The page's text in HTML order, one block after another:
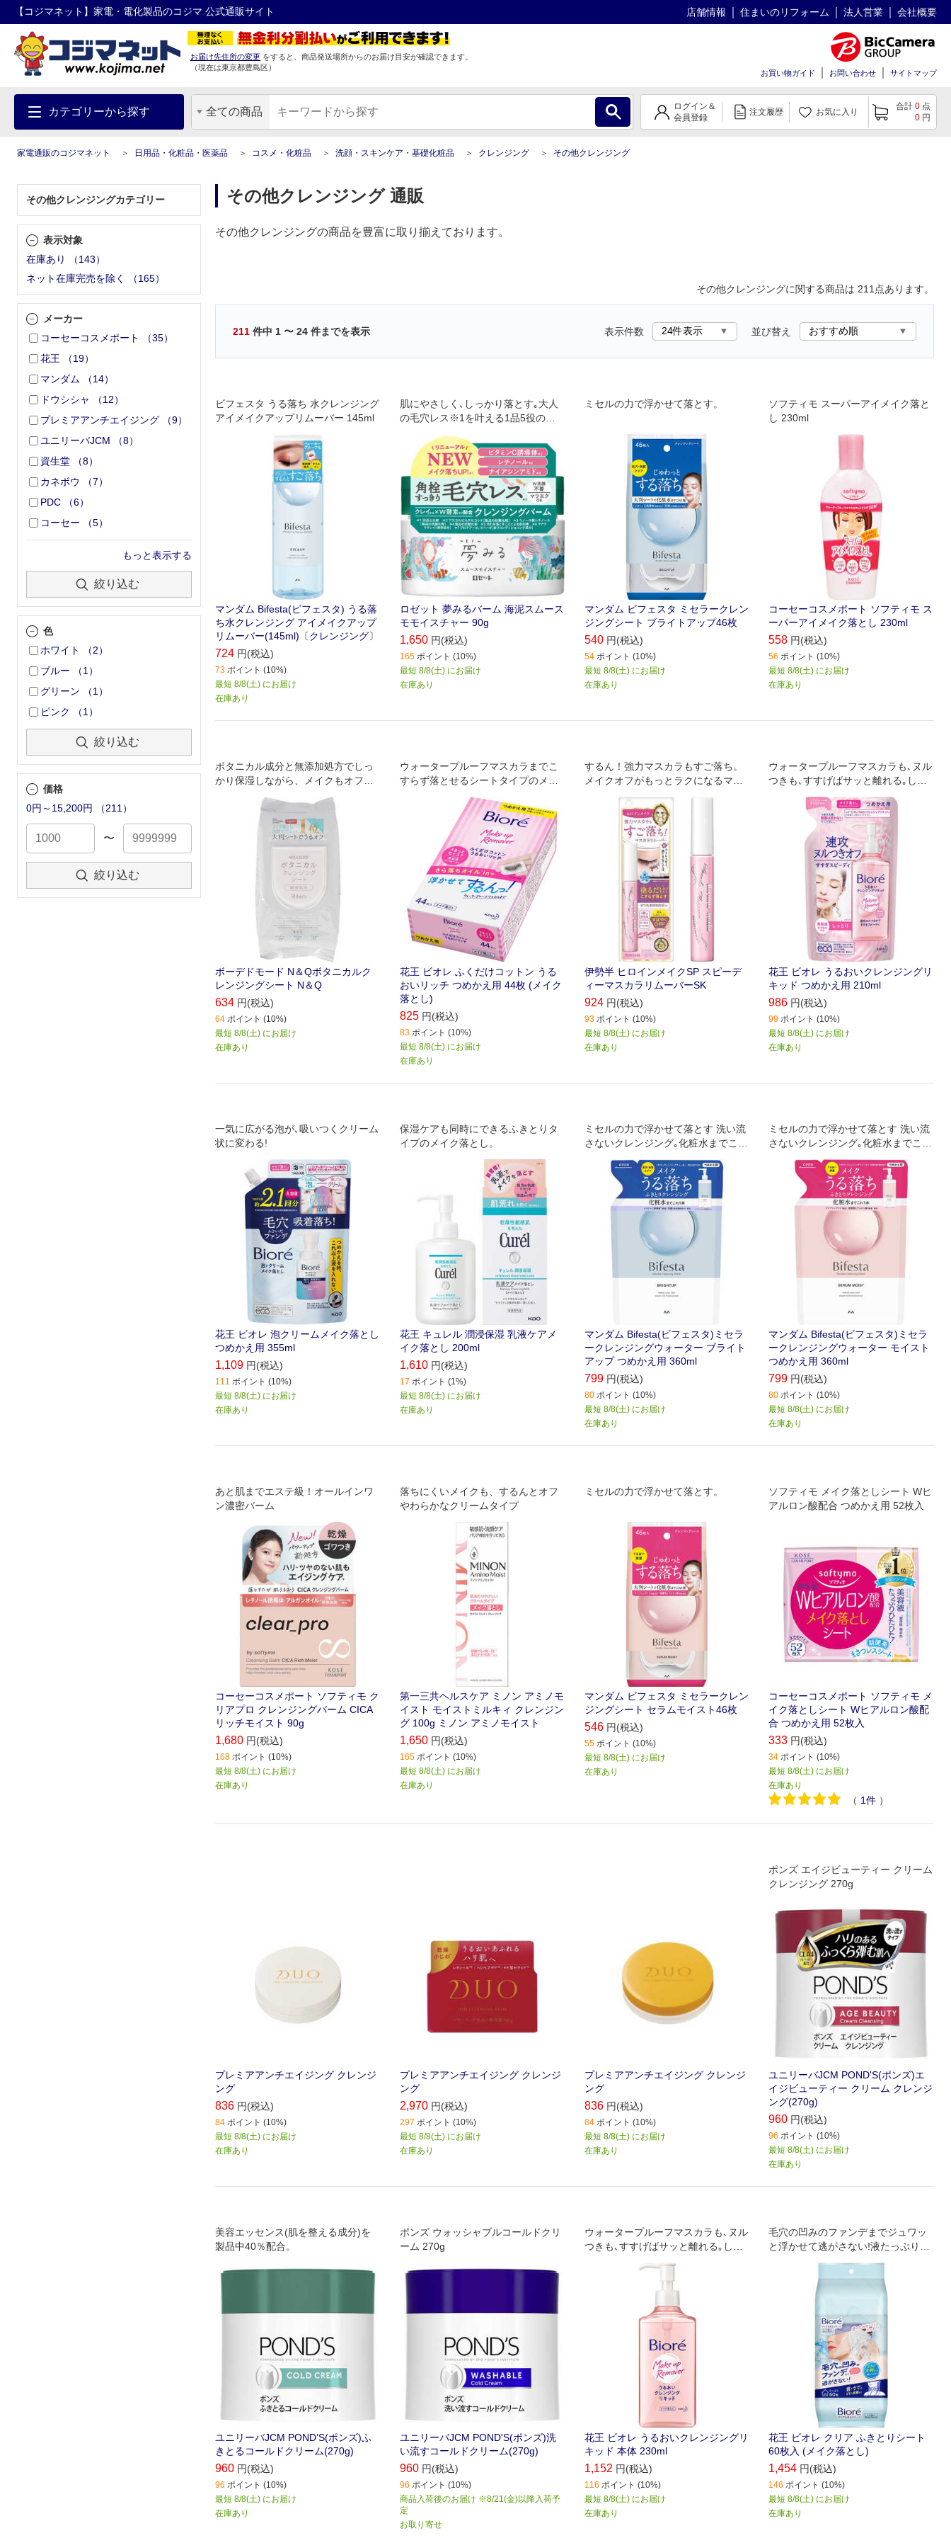
【コジマネット】家電・電化製品のコジマ 公式通販サイト 店舗情報 住まいのリフォーム 法人営業 会社概要
お届け先住所の変更 をすると、商品発送場所からのお届け目安が確認できます。
（現在は東京都豊島区）
お買い物ガイド お問い合わせ サイトマップ
カテゴリーから探す 全ての商品
ログイン＆
会員登録
注文履歴 お気に入り
合計 0 点
0 円
家電通販のコジマネット 日用品・化粧品・医薬品 コスメ・化粧品 洗顔・スキンケア・基礎化粧品 クレンジング その他クレンジング
その他クレンジングカテゴリー
表示対象
在庫あり
（143）
ネット在庫完売を除く
（165）
メーカー
コーセーコスメポート
（35）
花王
（19）
マンダム
（14）
ドウシシャ
（12）
プレミアアンチエイジング
（9）
ユニリーバJCM
（8）
資生堂
（8）
カネボウ
（7）
PDC
（6）
コーセー
（5）
もっと表示する
絞り込む
色
ホワイト
（2）
ブルー
（1 ）
グリーン
（1 ）
ピンク
（1 ）
絞り込む
価格
0円～15,200円
（211 ）
〜
絞り込む
その他クレンジング 通販
その他クレンジングの商品を豊富に取り揃えております。
その他クレンジングに関する商品は 211 点あります。
211 件中 1 〜 24 件までを表示 表示件数 並び替え
ビフェスタ うる落ち 水クレンジング
アイメイクアップリムーバー 145ml
マンダム Bifesta(ビフェスタ) うる落
ち水クレンジング アイメイクアップ
リムーバー(145ml)〔クレンジング〕
724 円(税込)
73 ポイント (10%)
最短 8/8(土) にお届け
在庫あり
肌にやさしく､しっかり落とす｡大人
の毛穴レス※1を叶える1品5役の多機
ロゼット 夢みるバーム 海泥スムース
モモイスチャー 90g
1,650 円(税込)
165 ポイント (10%)
最短 8/8(土) にお届け
在庫あり
ミセルの力で浮かせて落とす。
マンダム ビフェスタ ミセラークレン
ジングシート ブライトアップ46枚
540 円(税込)
54 ポイント (10%)
最短 8/8(土) にお届け
在庫あり
ソフティモ スーパーアイメイク落と
し 230ml
コーセーコスメポート ソフティモ ス
ーパーアイメイク落とし 230ml
558 円(税込)
56 ポイント (10%)
最短 8/8(土) にお届け
在庫あり
ボタニカル成分と無添加処方でしっ
かり保湿しながら、メイクもオフす
る敏感肌用クレンジングシートで
ボーデドモード N＆Qボタニカルク
レンジングシート N＆Q
634 円(税込)
64 ポイント (10%)
最短 8/8(土) にお届け
在庫あり
ウォータープルーフマスカラまでこ
すらず落とせるシートタイプのメイ
花王 ビオレ ふくだけコットン うる
おいリッチ つめかえ用 44枚 (メイク
落とし)
825 円(税込)
83 ポイント (10%)
最短 8/8(土) にお届け
在庫あり
するん！強力マスカラもすご落ち。
メイクオフがもっとラクになるマス
伊勢半 ヒロインメイクSP スピーデ
ィーマスカラリムーバーSK
924 円(税込)
93 ポイント (10%)
最短 8/8(土) にお届け
在庫あり
ウォータープルーフマスカラも､ヌル
つきも､すすげばサッと離れる｡しか
も､洗い上がり肌つっぱらない｡
花王 ビオレ うるおいクレンジングリ
キッド つめかえ用 210ml
986 円(税込)
99 ポイント (10%)
最短 8/8(土) にお届け
在庫あり
一気に広がる泡が､吸いつくクリーム
状に変わる!
花王 ビオレ 泡クリームメイク落とし
つめかえ用 355ml
1,109 円(税込)
111 ポイント (10%)
最短 8/8(土) にお届け
在庫あり
保湿ケアも同時にできるふきとりタ
イプのメイク落とし。
花王 キュレル 潤浸保湿 乳液ケアメ
イク落とし 200ml
1,610 円(税込)
17 ポイント (1%)
最短 8/8(土) にお届け
在庫あり
ミセルの力で浮かせて落とす 洗い流
さないクレンジング｡化粧水までこれ
1本｡毛穴すっきりタイプ｡
マンダム Bifesta(ビフェスタ)ミセラ
ークレンジングウォーター ブライト
アップ つめかえ用 360ml
799 円(税込)
80 ポイント (10%)
最短 8/8(土) にお届け
在庫あり
ミセルの力で浮かせて落とす 洗い流
さないクレンジング｡化粧水までこれ
1本｡しっとり保湿タイプ｡
マンダム Bifesta(ビフェスタ)ミセラ
ークレンジングウォーター モイスト
つめかえ用 360ml
799 円(税込)
80 ポイント (10%)
最短 8/8(土) にお届け
在庫あり
あと肌までエステ級！オールインワ
ン濃密バーム
コーセーコスメポート ソフティモ ク
リアプロ クレンジングバーム CICA
リッチモイスト 90g
1,680 円(税込)
168 ポイント (10%)
最短 8/8(土) にお届け
在庫あり
落ちにくいメイクも、するんとオフ
やわらかなクリームタイプ
第一三共ヘルスケア ミノン アミノモ
イスト モイストミルキィ クレンジン
グ 100g ミノン アミノモイスト
1,650 円(税込)
165 ポイント (10%)
最短 8/8(土) にお届け
在庫あり
ミセルの力で浮かせて落とす。
マンダム ビフェスタ ミセラークレン
ジングシート セラムモイスト46枚
546 円(税込)
55 ポイント (10%)
最短 8/8(土) にお届け
在庫あり
ソフティモ メイク落としシート Wヒ
アルロン酸配合 つめかえ用 52枚入
コーセーコスメポート ソフティモ メ
イク落としシート Wヒアルロン酸配
合 つめかえ用 52枚入
333 円(税込)
34 ポイント (10%)
最短 8/8(土) にお届け
在庫あり
（ 1件 ）
プレミアアンチエイジング クレンジ
ング
836 円(税込)
84 ポイント (10%)
最短 8/8(土) にお届け
在庫あり
プレミアアンチエイジング クレンジ
ング
2,970 円(税込)
297 ポイント (10%)
最短 8/8(土) にお届け
在庫あり
プレミアアンチエイジング クレンジ
ング
836 円(税込)
84 ポイント (10%)
最短 8/8(土) にお届け
在庫あり
ポンズ エイジビューティー クリーム
クレンジング 270g
ユニリーバJCM POND'S(ポンズ)エ
イジビューティー クリーム クレンジ
ング(270g)
960 円(税込)
96 ポイント (10%)
最短 8/8(土) にお届け
在庫あり
美容エッセンス(肌を整える成分)を
製品中40％配合。
ユニリーバJCM POND’S(ポンズ)ふ
きとるコールドクリーム(270g)
960 円(税込)
96 ポイント (10%)
最短 8/8(土) にお届け
在庫あり
ポンズ ウォッシャブルコールドクリ
ーム 270g
ユニリーバJCM POND'S(ポンズ)洗
い流すコールドクリーム(270g)
960 円(税込)
96 ポイント (10%)
商品入荷後のお届け ※8/21(金)以降入荷予
定
お取り寄せ
ウォータープルーフマスカラも､ヌル
つきも､すすげばサッと離れる｡しか
も､洗い上がり肌つっぱらない｡
花王 ビオレ うるおいクレンジングリ
キッド 本体 230ml
1,152 円(税込)
116 ポイント (10%)
最短 8/8(土) にお届け
在庫あり
毛穴の凹みのファンデまでジュワッ
と浮かせて逃がさない!液たっぷり大
判シートで洗ってるようにふきとれ
花王 ビオレ クリア ふきとりシート
60枚入 (メイク落とし)
1,454 円(税込)
146 ポイント (10%)
最短 8/8(土) にお届け
在庫あり